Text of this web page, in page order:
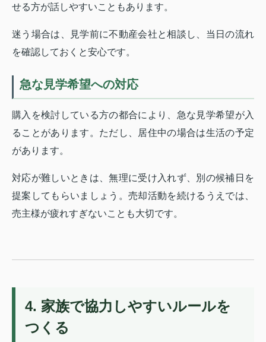
せる方が話しやすいこともあります。
迷う場合は、見学前に不動産会社と相談し、当日の流れ
を確認しておくと安心です。
急な見学希望への対応
購入を検討している方の都合により、急な見学希望が入
ることがあります。ただし、居住中の場合は生活の予定
があります。
対応が難しいときは、無理に受け入れず、別の候補日を
提案してもらいましょう。売却活動を続けるうえでは、
売主様が疲れすぎないことも大切です。
4. 家族で協力しやすいルールを
つくる